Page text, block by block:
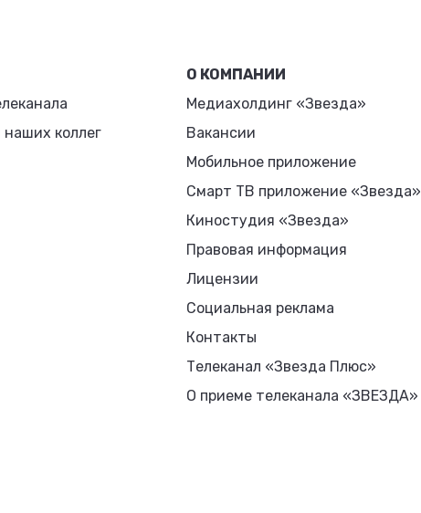
коллег
О КОМПАНИИ
Медиахолдинг «Звезда»
Вакансии
Мобильное приложение
Смарт ТВ приложение «Звезда»
Киностудия «Звезда»
Правовая информация
Лицензии
Социальная реклама
Контакты
Телеканал «Звезда Плюс»
О приеме телеканала «ЗВЕЗДА»